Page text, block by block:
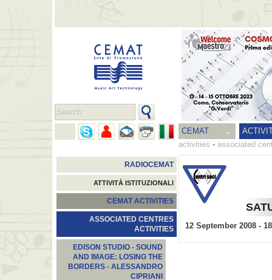
CEMAT
activities - associated
RADIOCEMAT
ATTIVITÀ ISTITUZIONALI
CEMAT ACTIVITIES
ASSOCIATED CENTRES
ACTIVITIES
EDISON STUDIO - SOUND
AND IMAGE: LOSING THE
BORDERS - ALESSANDRO
CIPRIANI
12 September 2008 -